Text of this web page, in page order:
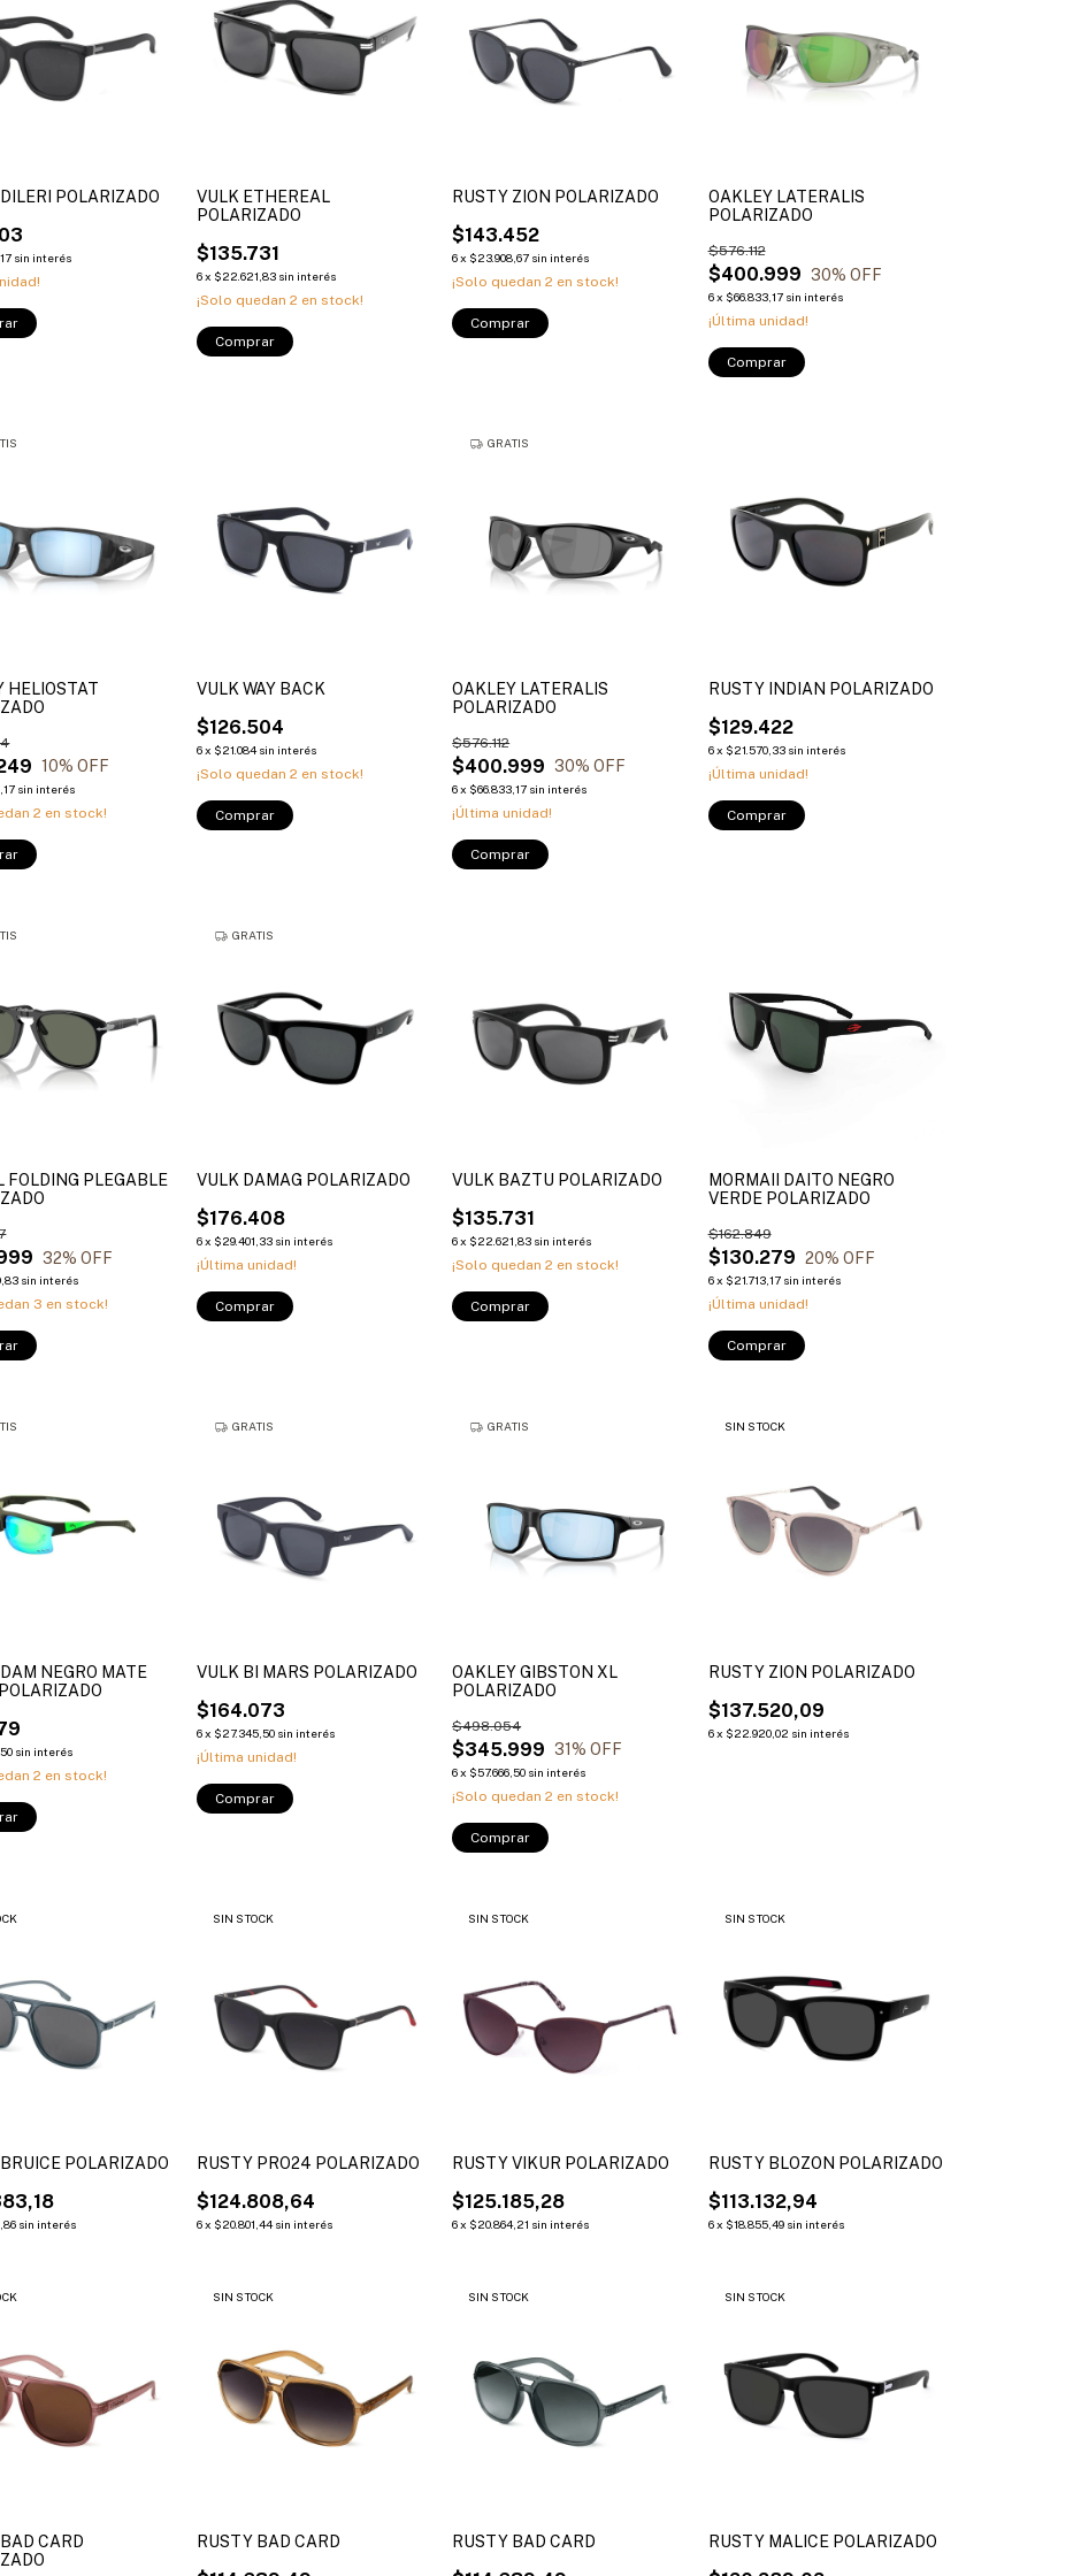
POLARIZADO
sin interés
VULK ETHEREAL
POLARIZADO
$135.731
6x $22.621,83 sin interés
¡Solo quedan 2 en stock!
Comprar
RUSTY ZION POLARIZADO
$143.452
6x $23.908,67 sin interés
¡Solo quedan2 en stock!
Comprar
OAKLEY LATERALIS
POLARIZADO
$400.999
$576.112
30% OFF
6 x $66.833,17 sin interés
¡Última unidad!
Comprar
HELIOSTAT
10% OFF
sin interés
2 en stock!
VULK WAY BACK
$126.504
6x $21.084 sin interés
¡Solo quedan 2 en stock!
Comprar
GRATIS
OAKLEY LATERALIS
POLARIZADO
$400.999
$576.112
30% OFF
6x $66.833,17 sin interés
¡Última unidad!
Comprar
RUSTY INDIAN POLARIZADO
$129.422
6 x $21.570,33 sin interés
¡Última unidad!
Comprar
FOLDING PLEGABLE
32% OFF
sin interés
3 en stock!
GRATIS
VULK DAMAG POLARIZADO
$176.408
6x $29.401,33 sin interés
¡Última unidad!
Comprar
VULK BAZTU POLARIZADO
$135.731
6x $22.621,83 sin interés
¡Solo quedan2 en stock!
Comprar
MORMAII DAITO NEGRO
VERDE POLARIZADO
$130.279
$162.849
20% OFF
6 x $21.713,17 sin interés
¡Última unidad!
Comprar
NEGRO MATE
sin interés
2 en stock!
GRATIS
VULK BI MARS POLARIZADO
$164.073
6x $27.345,50 sin interés
¡Última unidad!
Comprar
GRATIS
OAKLEY GIBSTON XL
POLARIZADO
$345.999
$498.054
31% OFF
6x $57.666,50 sin interés
¡Solo quedan2 en stock!
Comprar
SIN STOCK
RUSTY ZION POLARIZADO
$137.520,09
6 x $22.920,02 sin interés
POLARIZADO
sin interés
SIN STOCK
RUSTY PRO24 POLARIZADO
$124.808,64
6x $20.801,44 sin interés
SIN STOCK
RUSTY VIKUR POLARIZADO
$125.185,28
6x $20.864,21 sin interés
SIN STOCK
RUSTY BLOZON POLARIZADO
$113.132,94
6 x $18.855,49 sin interés
CARD
SIN STOCK
RUSTY BAD CARD
SIN STOCK
RUSTY BAD CARD
SIN STOCK
RUSTY MALICE POLARIZADO